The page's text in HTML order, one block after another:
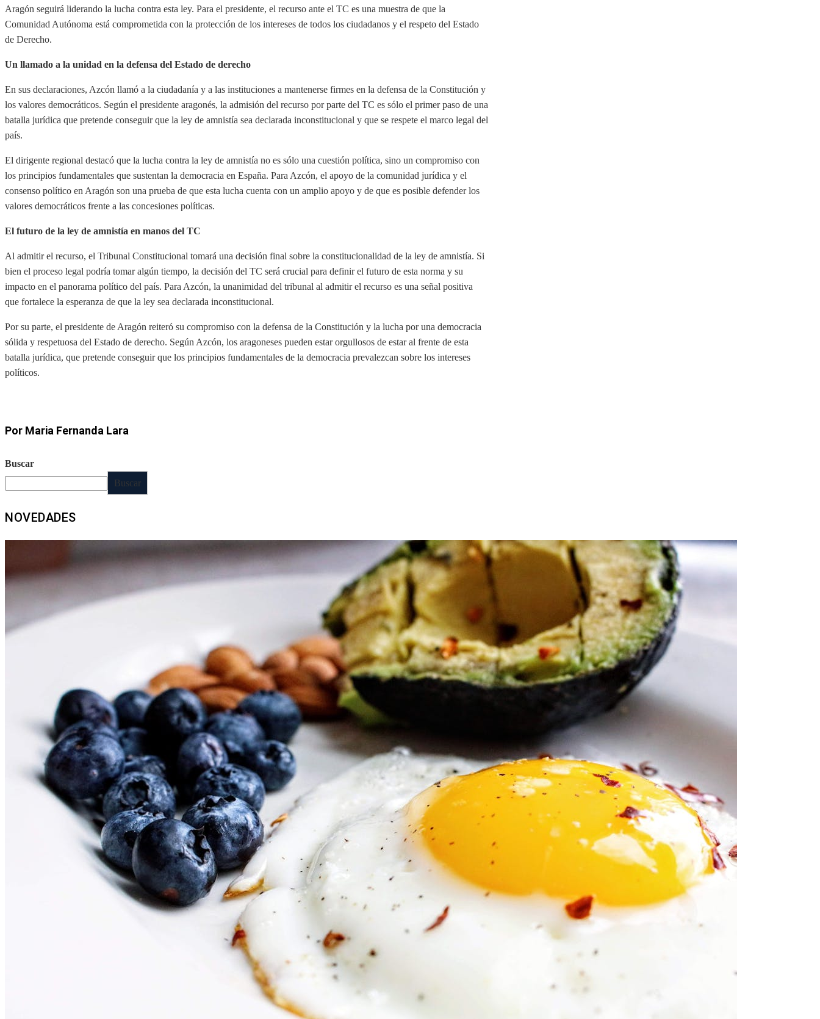
Aragón seguirá liderando la lucha contra esta ley. Para el presidente, el recurso ante el TC es una muestra de que la
Comunidad Autónoma está comprometida con la protección de los intereses de todos los ciudadanos y el respeto del Estado
de Derecho.
Un llamado a la unidad en la defensa del Estado de derecho
En sus declaraciones, Azcón llamó a la ciudadanía y a las instituciones a mantenerse firmes en la defensa de la Constitución y
los valores democráticos. Según el presidente aragonés, la admisión del recurso por parte del TC es sólo el primer paso de una
batalla jurídica que pretende conseguir que la ley de amnistía sea declarada inconstitucional y que se respete el marco legal del
país.
El dirigente regional destacó que la lucha contra la ley de amnistía no es sólo una cuestión política, sino un compromiso con
los principios fundamentales que sustentan la democracia en España. Para Azcón, el apoyo de la comunidad jurídica y el
consenso político en Aragón son una prueba de que esta lucha cuenta con un amplio apoyo y de que es posible defender los
valores democráticos frente a las concesiones políticas.
El futuro de la ley de amnistía en manos del TC
Al admitir el recurso, el Tribunal Constitucional tomará una decisión final sobre la constitucionalidad de la ley de amnistía. Si
bien el proceso legal podría tomar algún tiempo, la decisión del TC será crucial para definir el futuro de esta norma y su
impacto en el panorama político del país. Para Azcón, la unanimidad del tribunal al admitir el recurso es una señal positiva
que fortalece la esperanza de que la ley sea declarada inconstitucional.
Por su parte, el presidente de Aragón reiteró su compromiso con la defensa de la Constitución y la lucha por una democracia
sólida y respetuosa del Estado de derecho. Según Azcón, los aragoneses pueden estar orgullosos de estar al frente de esta
batalla jurídica, que pretende conseguir que los principios fundamentales de la democracia prevalezcan sobre los intereses
políticos.
Por Maria Fernanda Lara
Buscar
Buscar
NOVEDADES